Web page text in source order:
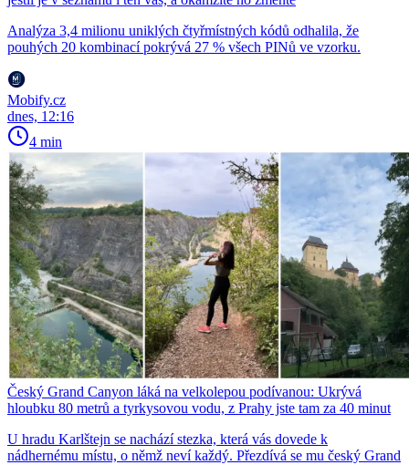
Analýza 3,4 milionu uniklých čtyřmístných kódů odhalila, že
pouhých 20 kombinací pokrývá 27 % všech PINů ve vzorku.
Mobify.cz
dnes, 12:16
4 min
Český Grand Canyon láká na velkolepou podívanou: Ukrývá
hloubku 80 metrů a tyrkysovou vodu, z Prahy jste tam za 40 minut
U hradu Karlštejn se nachází stezka, která vás dovede k
nádhernému místu, o němž neví každý. Přezdívá se mu český Grand